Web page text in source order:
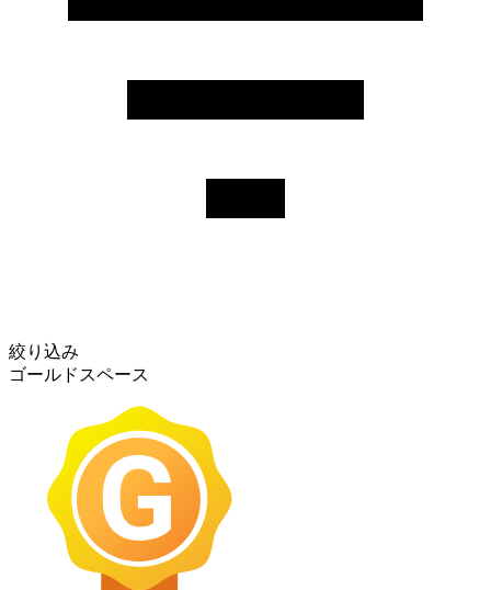
絞り込み
ゴールドスペース